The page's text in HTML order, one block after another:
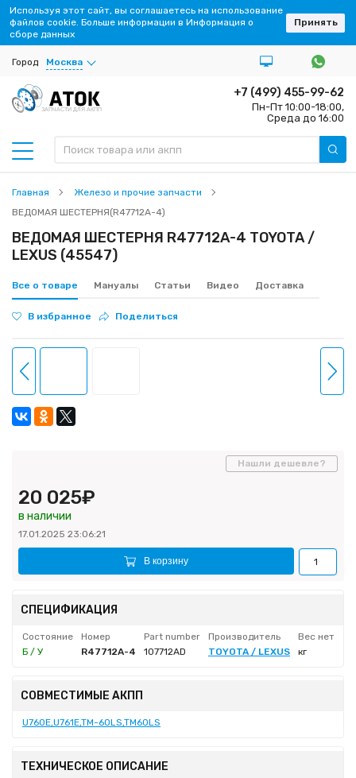
Город Москва
ЗАПЧАСТИ ДЛЯ АКПП
+7 (499) 455-99-62
Пн-Пт 10:00-18:00,
Среда до 16:00
Главная
Железо и прочие запчасти
ВЕДОМАЯ ШЕСТЕРНЯ(R47712A-4)
ВЕДОМАЯ ШЕСТЕРНЯ R47712A-4 TOYOTA /
LEXUS (45547)
Все о товаре Мануалы Статьи Видео Доставка
В избранное Поделиться
20 025₽
в наличии
17.01.2025 23:06:21
В корзину
Нашли дешевле?
СПЕЦИФИКАЦИЯ
Состояние Номер Part number Производитель
Вес нетто
Б / У
R47712A-4 107712AD TOYOTA / LEXUS кг
СОВМЕСТИМЫЕ АКПП
U760E,U761E,TM-60LS,TM60LS
ТЕХНИЧЕСКОЕ ОПИСАНИЕ
Используя этот сайт, вы соглашаетесь на использование
файлов cookie. Больше информации в Информация о
сборе данных
Принять